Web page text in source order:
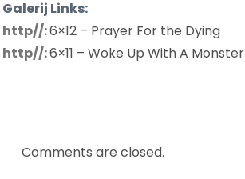
Galerij Links:
http//:6×12 – Prayer For the Dying
http//:6×11 – Woke Up With A Monster
Comments are closed.